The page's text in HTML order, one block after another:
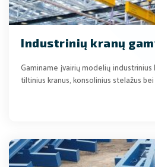
Industrinių kranų
Gaminame įvairių modelių industrinius
tiltinius kranus, konsolinius stelažus